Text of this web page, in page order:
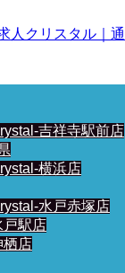
吉祥寺駅前店
横浜店
水戸赤塚店
戸駅店
栖店